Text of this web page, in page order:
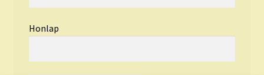
Honlap